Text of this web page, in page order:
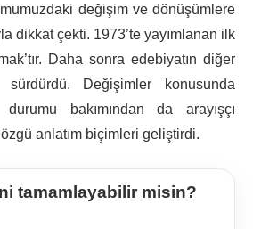
değişim ve dönüşümlere
dikkat çekti. 1973’te yayımlanan ilk
Daha sonra edebiyatın diğer
sürdürdü. Değişimler konusunda
durumu bakımından da arayışçı
anlatım biçimleri geliştirdi.
tamamlayabilir misin?